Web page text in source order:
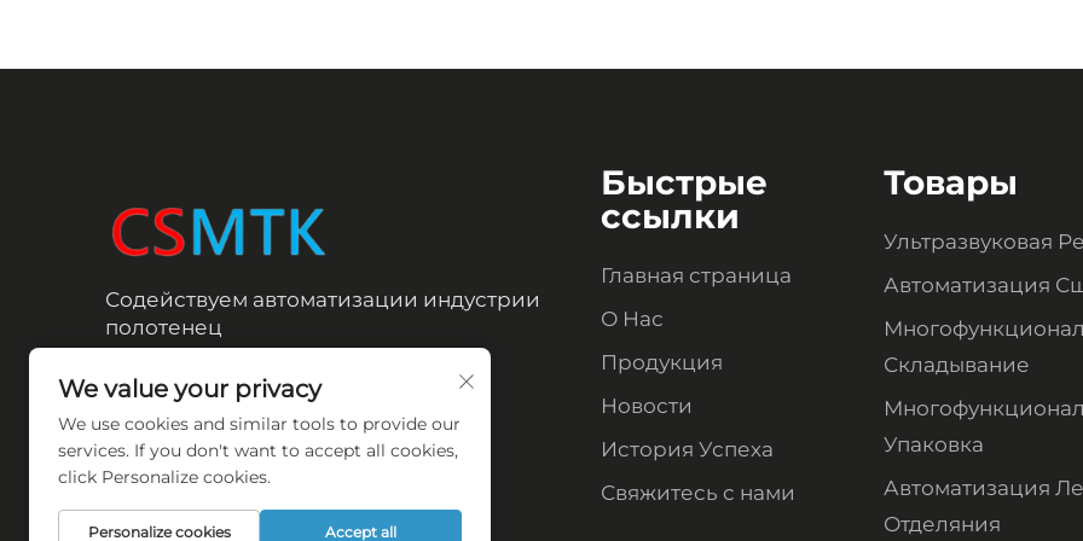
Содействуем автоматизации индустрии
полотенец
Быстрые
ссылки
Главная страница
О Нас
Продукция
Новости
История Успеха
Свяжитесь с нами
Товары
Ультразвуковая
Автоматизация
Складывание
Упаковка
Автоматизация
Отделяния
We value your privacy
We use cookies and similar tools to provide our
services. If you don't want to accept all cookies,
click Personalize cookies.
Personalize cookies Accept all